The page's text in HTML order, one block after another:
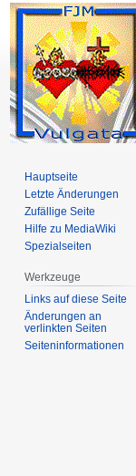
Hauptseite
Letzte Änderungen
Zufällige Seite
Hilfe zu MediaWiki
Spezialseiten
Werkzeuge
Links auf diese Seite
Änderungen an
verlinkten Seiten
Seiten­­informationen